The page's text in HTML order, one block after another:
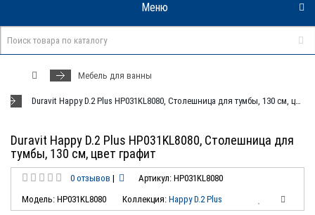
Меню
Мебель для ванны
Duravit Happy D.2 Plus HP031KL8080, Столешница для тумбы, 130 см, цвет графит
Duravit Happy D.2 Plus HP031KL8080, Столешница для
тумбы, 130 см, цвет графит
0 отзывов |
Артикул: HP031KL8080
Модель: HP031KL8080
Коллекция: Happy D.2 Plus